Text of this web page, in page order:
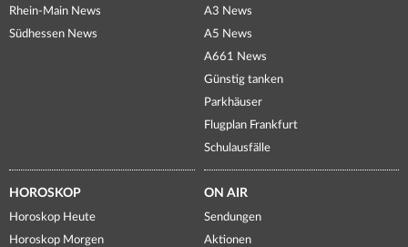
Rhein-Main News
Südhessen News
A3 News
A5 News
A661 News
Günstig tanken
Parkhäuser
Flugplan Frankfurt
Schulausfälle
HOROSKOP
Horoskop Heute
Horoskop Morgen
ON AIR
Sendungen
Aktionen